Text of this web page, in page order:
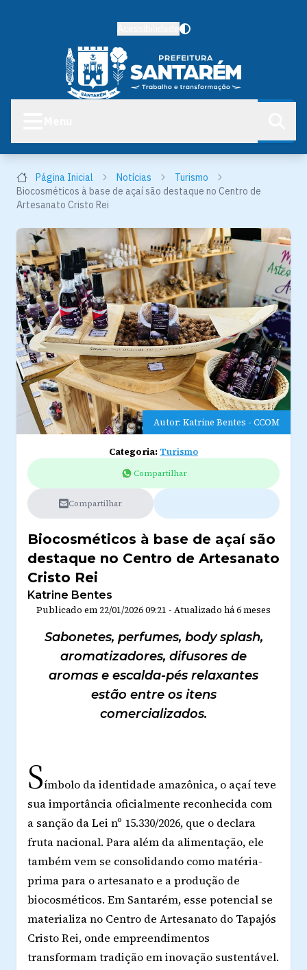
Página Inicial Notícias
Turismo
Biocosméticos à base de açaí são destaque no Centro de
Artesanato Cristo Rei
Autor: Katrine Bentes - CCOM
Categoria: Turismo
Compartilhar
Compartilhar
Biocosméticos à base de açaí são
destaque no Centro de Artesanato
Cristo Rei
Katrine Bentes
Publicado em 22/01/2026 09:21 - Atualizado há 6 meses
Sabonetes, perfumes, body splash,
aromatizadores, difusores de
aromas e escalda-pés relaxantes
estão entre os itens
comercializados.
Símbolo da identidade amazônica, o açaí teve
sua importância oficialmente reconhecida com
a sanção da Lei nº 15.330/2026, que o declara
fruta nacional. Para além da alimentação, ele
também vem se consolidando como matéria-
prima para o artesanato e a produção de
biocosméticos. Em Santarém, esse potencial se
materializa no Centro de Artesanato do Tapajós
Cristo Rei, onde empreendimentos
transformam tradição em inovação sustentável.